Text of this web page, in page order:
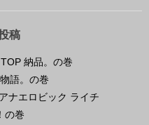
稿
納品。の巻
語。の巻
ナエロビック ライチ
の巻